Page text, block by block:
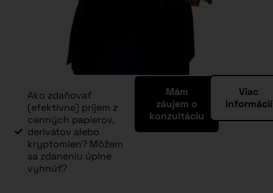
Ako zdaňovať
(efektívne) príjem z
cenných papierov,
derivátov alebo
kryptomien? Môžem
sa zdaneniu úplne
vyhnúť?
Mám
záujem o
konzultáciu
Viac
informácií